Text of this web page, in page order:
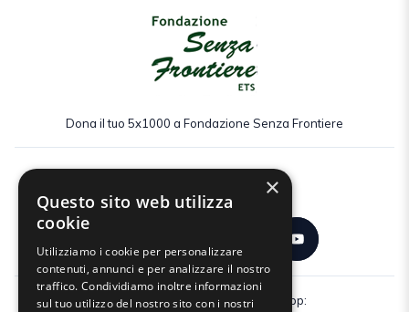
Dona il tuo 5x1000 a Fondazione Senza Frontiere
Scarica gratuitamente la nostra app:
×
Questo sito web utilizza
cookie
Utilizziamo i cookie per personalizzare
contenuti, annunci e per analizzare il nostro
traffico. Condividiamo inoltre informazioni
sul tuo utilizzo del nostro sito con i nostri